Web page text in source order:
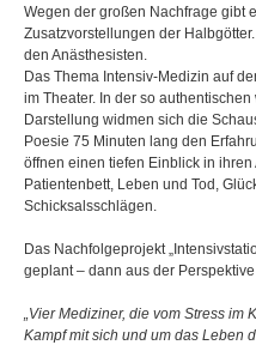
Wegen der großen Nachfrage gibt
Zusatzvorstellungen der
den Anästhesisten.
Das Thema Intensiv-Medizin auf
im Theater. In der so
Darstellung widmen sich die
Poesie 75 Minuten lang den
öffnen einen tiefen Einblick in
Patientenbett, Leben und Tod,
Schicksalsschlägen.
Das Nachfolgeprojekt
geplant – dann aus der
„Vier Mediziner, die vom Stress im
Kampf mit sich und um das Leben